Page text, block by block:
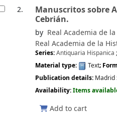
2. Manuscritos sobre
Cebrián.
by Real Academia de
Real Academia de la
Series:Antiquaria Hispanica
Material type:
Text;
Publication details: Madrid
Availability:Items
Add to cart